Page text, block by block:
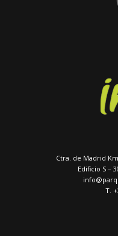
Ctra. de Madrid
Edificio S –
T.